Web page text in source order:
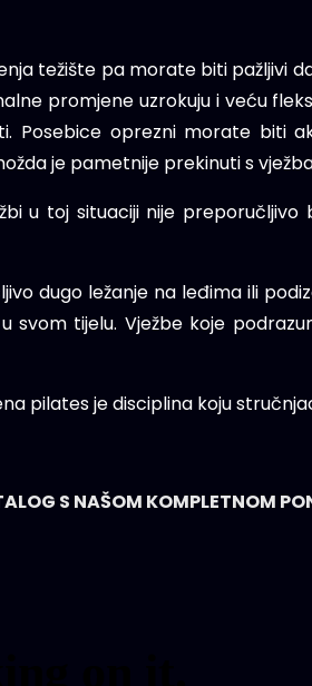
težište pa morate biti pažljivi
promjene uzrokuju i veću
Posebice oprezni morate biti
je pametnije prekinuti s
u toj situaciji nije
dugo ležanje na leđima ili
svom tijelu. Vježbe koje
pilates je disciplina koju
S NAŠOM KOMPLETNOM